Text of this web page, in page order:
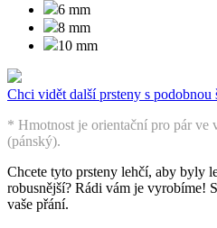
6 mm
8 mm
10 mm
Chci vidět další prsteny s podobnou
* Hmotnost je orientační pro pár ve
(pánský).
Chcete tyto prsteny lehčí, aby byly
robusnější? Rádi vám je vyrobíme!
vaše přání.